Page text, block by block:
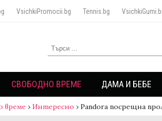
VsichkiPromocii.bg Tennis.bg
СВОБОДНО ВРЕМЕ ДАМА И БЕБЕ
време › Интересно › Pandora посрещна